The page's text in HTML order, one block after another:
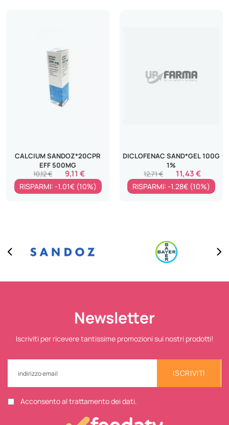
CALCIUM SANDOZ*20CPR
EFF 500MG
9,11 €
10,12 €
RISPARMI: -1.01€ (10%)
DICLOFENAC SAND*GEL 100G
1%
11,43 €
12,71 €
RISPARMI: -1.28€ (10%)
Newsletter
Iscriviti per ricevere tantissime promozioni sui nostri prodotti!
ISCRIVITI
Acconsento al trattamento dei dati.